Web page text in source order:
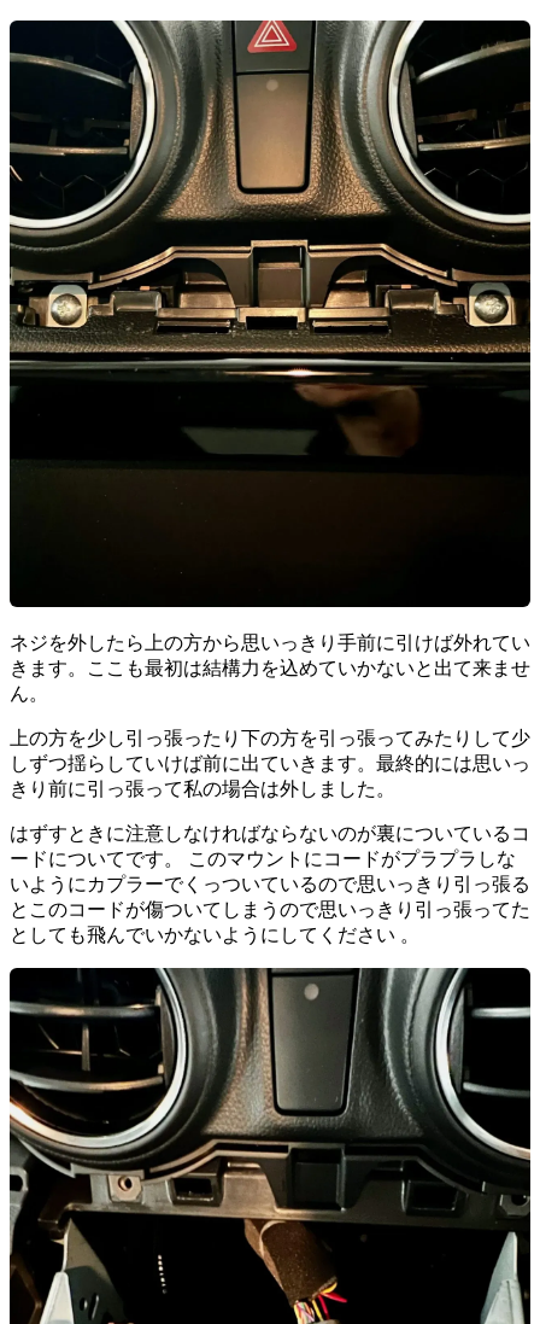
ネジを外したら上の方から思いっきり手前に引けば外れてい
きます。ここも最初は結構力を込めていかないと出て来ませ
ん。
上の方を少し引っ張ったり下の方を引っ張ってみたりして少
しずつ揺らしていけば前に出ていきます。最終的には思いっ
きり前に引っ張って私の場合は外しました。
はずすときに注意しなければならないのが裏についているコ
ードについてです。 このマウントにコードがプラプラしな
いようにカプラーでくっついているので思いっきり引っ張る
とこのコードが傷ついてしまうので思いっきり引っ張ってた
としても飛んでいかないようにしてください 。